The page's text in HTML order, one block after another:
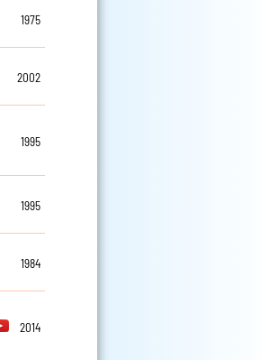
1975
2002
1995
1995
1984
2014